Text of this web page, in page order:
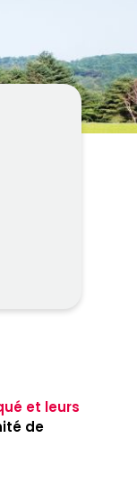
et leurs
de